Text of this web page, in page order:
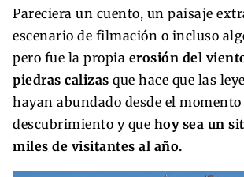
Pareciera un cuento, un paisaje
escenario de filmación o incluso
pero fue la propia erosión del
piedras calizas que hace que las
hayan abundado desde el momento
descubrimiento y que hoy sea un
miles de visitantes al año.